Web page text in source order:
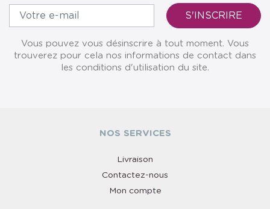
Vous pouvez vous désinscrire à tout moment. Vous
trouverez pour cela nos informations de contact dans
les conditions d'utilisation du site.
NOS SERVICES
Livraison
Contactez-nous
Mon compte